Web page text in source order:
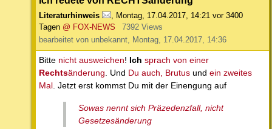
Literaturhinweis Montag, 17.04.2017, 14:21 vor 3400
Tagen @ FOX-NEWS
7392 Views
bearbeitet von unbekannt, Montag, 17.04.2017, 14:36
Bitte nicht ausweichen! Ich sprach von einer
Rechtsänderung . Und Du auch, Brutus und ein zweites
Mal . Jetzt erst kommst Du mit der Einengung auf
Sowas nennt sich Präzedenzfall, nicht
Gesetzesänderung